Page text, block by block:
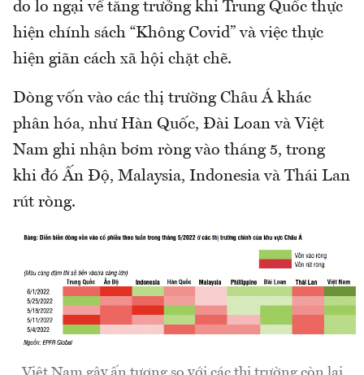
do lo ngại về tăng trưởng khi Trung Quốc thực
hiện chính sách “Không Covid” và việc thực
hiện giãn cách xã hội chặt chẽ.
Dòng vốn vào các thị trường Châu Á khác
phân hóa, như Hàn Quốc, Đài Loan và Việt
Nam ghi nhận bơm ròng vào tháng 5, trong
khi đó Ấn Độ, Malaysia, Indonesia và Thái Lan
rút ròng.